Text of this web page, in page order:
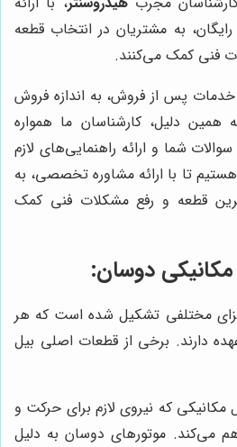
به مشتریان در انتخاب قطعه
فنی کمک می‌کنند.
خدمات پس از فروش، به اندازه فروش
همین دلیل، کارشناسان ما همواره
شما و ارائه راهنمایی‌های لازم
تا با ارائه مشاوره تخصصی، به
قطعه و رفع مشکلات فنی کمک
دوسان:
مختلفی تشکیل شده است که هر
دارند. برخی از قطعات اصلی بیل
مکانیکی که نیروی لازم برای حرکت و
می‌کند. موتورهای دوسان به دلیل